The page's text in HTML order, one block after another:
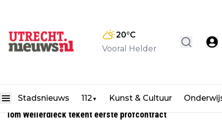
20°C
Vooral Helder
Stadsnieuws 112 ▼ Kunst & Cultuur
Tom Wellerdieck tekent eerste profcontract